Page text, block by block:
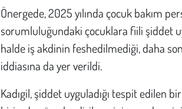
Önergede, 2025 yılında çocuk bakım
sorumluluğundaki çocuklara fiili şiddet
halde iş akdinin feshedilmediği, daha
iddiasına da yer verildi.
Kadıgil, şiddet uyguladığı tespit edilen